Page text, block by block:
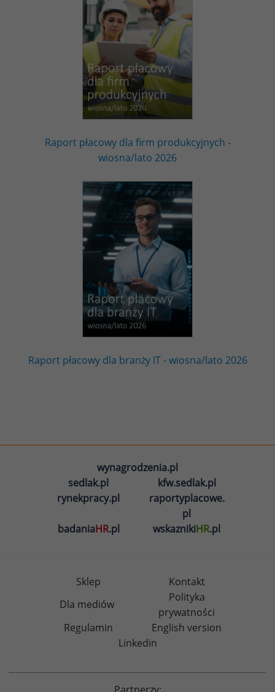
Raport płacowy dla firm produkcyjnych -
wiosna/lato 2026
Raport płacowy dla branży IT - wiosna/lato 2026
wynagrodzenia.pl
sedlak.pl
kfw.sedlak.pl
rynekpracy.pl
raportyplacowe.
pl
badaniaHR.pl wskaznikiHR.pl
Sklep
Kontakt
Dla mediów
Polityka
prywatności
Regulamin
English version
Linkedin